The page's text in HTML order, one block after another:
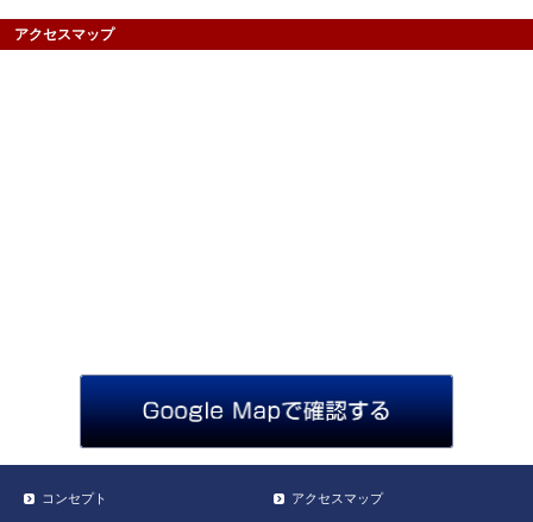
アクセスマップ
コンセプト アクセスマップ